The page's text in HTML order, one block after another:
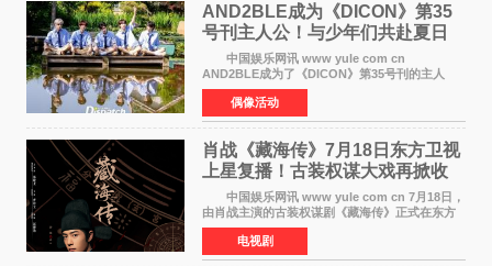
AND2BLE成为《DICON》第35
号刊主人公！与少年们共赴夏日
之约
中国娱乐网讯 www yule com cn
AND2BLE成为了《DICON》第35号刊的主人
公，本期标题为And The Summer。作为出道后
首次担任杂志画报主角的完整体，AND2BLE用清
澈的少年感与全新的夏天相遇了
偶像活动
肖战《藏海传》7月18日东方卫视
上星复播！古装权谋大戏再掀收
视热潮
中国娱乐网讯 www yule com cn 7月18日，
由肖战主演的古装权谋剧《藏海传》正式在东方
卫视上星复播，引发广泛关注。该剧此前已在网
络平台播出，凭借精良制作和紧凑剧情收获不俗
口碑，此次上
电视剧